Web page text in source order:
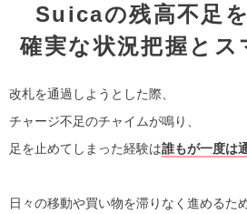
Suicaの残高不足
確実な状況把握とス
改札を通過しようとした際、
チャージ不足のチャイムが鳴り、
足を止めてしまった経験は誰もが一度は
日々の移動や買い物を滞りなく進めるため